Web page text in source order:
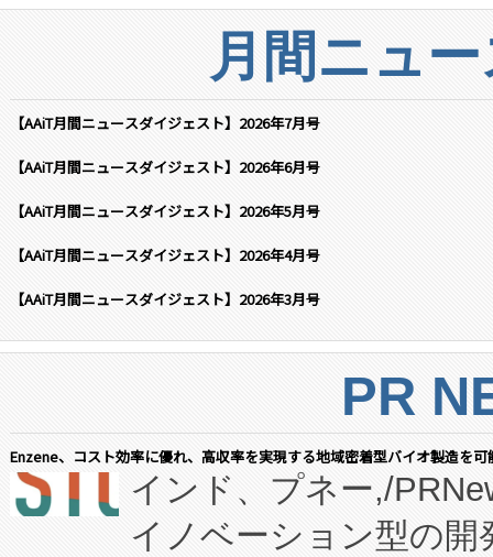
月間ニュ
【AAiT月間ニュースダイジェスト】2026年7月号
【AAiT月間ニュースダイジェスト】2026年6月号
【AAiT月間ニュースダイジェスト】2026年5月号
【AAiT月間ニュースダイジェスト】2026年4月号
【AAiT月間ニュースダイジェスト】2026年3月号
PR
Enzene、コスト効率に優れ、高収率を実現する地域密着型バイオ製造を
インド、プネー,/
イノベーション型の